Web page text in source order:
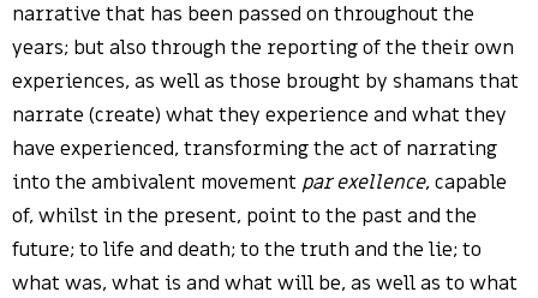
narrative that has been passed on throughout the
years; but also through the reporting of the their own
experiences, as well as those brought by shamans that
narrate (create) what they experience and what they
have experienced, transforming the act of narrating
into the ambivalent movement par exellence, capable
of, whilst in the present, point to the past and the
future; to life and death; to the truth and the lie; to
what was, what is and what will be, as well as to what